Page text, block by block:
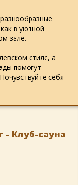
разнообразные
как в уютной
зале.
стиле, а
помогут
Почувствуйте себя
- Клуб-сауна